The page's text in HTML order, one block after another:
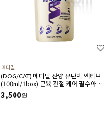
메디밀
(DOG/CAT) 메디밀 산양 유단백 액티브
(100ml/1box) 근육 관절 케어 필수아미
노산 아르기닌 함유 한끼 사료 대용 고단
백 저지방 영양보충제
3,500원